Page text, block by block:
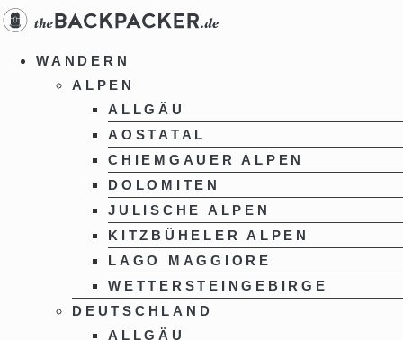
Zum
Inhalt
springenWANDERN
ALPEN
ALLGÄU
AOSTATAL
CHIEMGAUER ALPEN
DOLOMITEN
JULISCHE ALPEN
KITZBÜHELER ALPEN
LAGO MAGGIORE
WETTERSTEINGEBIRGE
DEUTSCHLAND
ALLGÄU